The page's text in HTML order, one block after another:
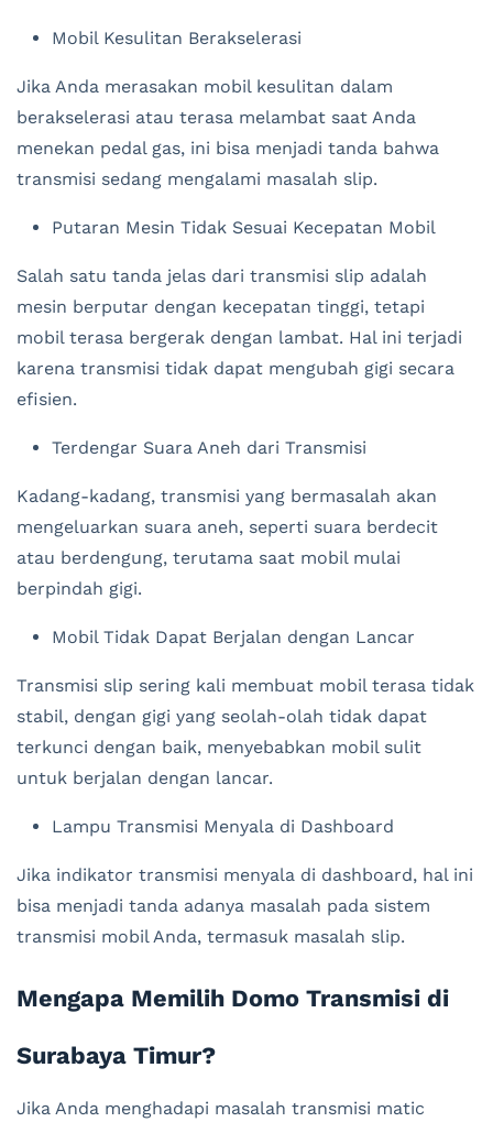
Mobil Kesulitan Berakselerasi
Jika Anda merasakan mobil kesulitan dalam
berakselerasi atau terasa melambat saat Anda
menekan pedal gas, ini bisa menjadi tanda bahwa
transmisi sedang mengalami masalah slip.
Putaran Mesin Tidak Sesuai Kecepatan Mobil
Salah satu tanda jelas dari transmisi slip adalah
mesin berputar dengan kecepatan tinggi, tetapi
mobil terasa bergerak dengan lambat. Hal ini terjadi
karena transmisi tidak dapat mengubah gigi secara
efisien.
Terdengar Suara Aneh dari Transmisi
Kadang-kadang, transmisi yang bermasalah akan
mengeluarkan suara aneh, seperti suara berdecit
atau berdengung, terutama saat mobil mulai
berpindah gigi.
Mobil Tidak Dapat Berjalan dengan Lancar
Transmisi slip sering kali membuat mobil terasa tidak
stabil, dengan gigi yang seolah-olah tidak dapat
terkunci dengan baik, menyebabkan mobil sulit
untuk berjalan dengan lancar.
Lampu Transmisi Menyala di Dashboard
Jika indikator transmisi menyala di dashboard, hal ini
bisa menjadi tanda adanya masalah pada sistem
transmisi mobil Anda, termasuk masalah slip.
Mengapa Memilih Domo Transmisi di
Surabaya Timur?
Jika Anda menghadapi masalah transmisi matic